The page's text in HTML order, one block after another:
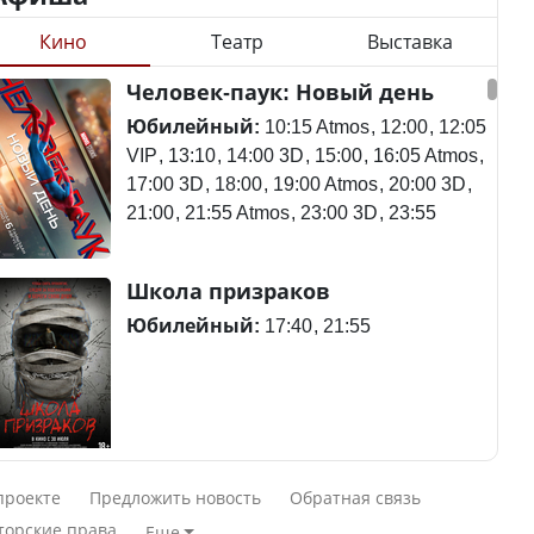
ли представлены
регионов в
төменгі жалақы,
экология: жеті
сайлаушылармен
талқылап жатыр?
зарплата,
говорят с
Станет ли
метапневмовирус
эпидемией, рассказали в
ВОЗ
потерпел крушение в
Южной Корее, погибли
120 человек
Актау: Путин принес
Кино Театр Выставка
Человек-паук: Новый день
Юбилейный: 10:15 Atmos 12:00 12:05
VIP 13:10 14:00 3D 15:00 16:05 Atmos
17:00 3D 18:00 19:00 Atmos 20:00 3D
21:00 21:55 Atmos 23:00 3D 23:55
Школа призраков
Юбилейный: 17:40 21:55
Смешарики сквозь вселенные
Юбилейный:
Предложить новость
Обратная связь